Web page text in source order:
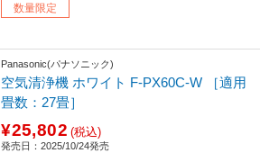
数量限定
Panasonic(パナソニック)
空気清浄機 ホワイト F-PX60C-W ［適用
畳数：27畳］
¥25,802 (税込)
発売日：2025/10/24発売